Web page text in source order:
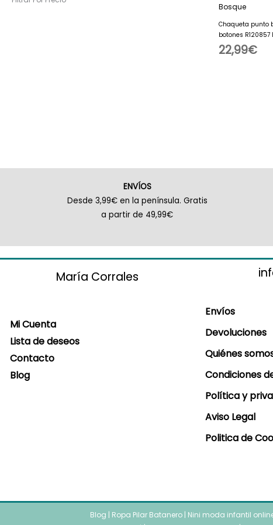
Chaqueta punto
botones R120857
22,99€
ENVÍOS
Desde 3,99€ en la península. Gratis
a partir de 49,99€
María Corrales
Mi Cuenta
Lista de deseos
Contacto
Blog
Envíos
Devoluciones
Quiénes
Condiciones
Política y
Aviso Legal
Politica de
Blog | Ropa Pilar Batanero | Nini moda infantil